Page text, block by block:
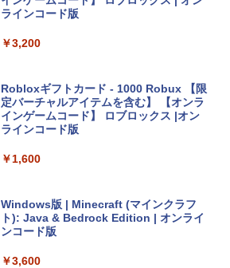
Apple 2026 MacBook Air M5チップ搭載
igence、13.6インチLiquid Retinaディ
ームカメラ、日本語キーボード、Touch I
D - シルバー
￥261,414
SSD インテル Core 5
￥129,800
ラインコード版
￥3,200
Robloxギフトカード - 1000 Robux 【限
定バーチャルアイテムを含む】 【オンラ
インゲームコード】 ロブロックス |オン
ラインコード版
￥1,600
Windows版 | Minecraft (マインクラフ
ト): Java & Bedrock Edition | オンライ
ンコード版
￥3,600